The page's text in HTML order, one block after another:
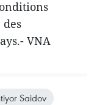
VNA
Saidov